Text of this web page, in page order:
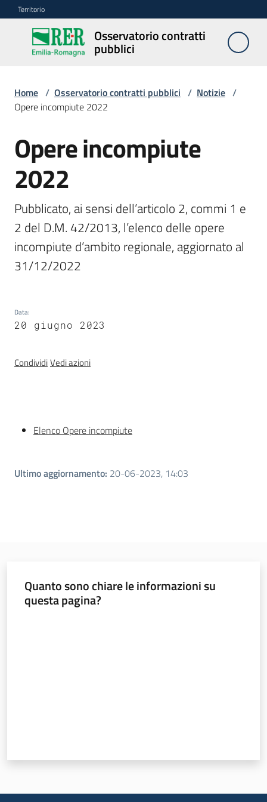
Vai al contenuto
Vai alla navigazione
Vai al footer
Territorio
Osservatorio contratti
pubblici
Osservatorio
contratti
regionale
prezzi
SITAR
Elenco
di
merito
Valori
Servizi
Home / Osservatorio contratti pubblici / Notizie /
Opere incompiute 2022
Salta al contenuto
Opere incompiute
2022
Pubblicato, ai sensi dell’articolo 2, commi 1 e
2 del D.M. 42/2013, l’elenco delle opere
incompiute d’ambito regionale, aggiornato al
31/12/2022
Data:
20 giugno 2023
CondividiVedi azioni
Introduzione
Elenco Opere incompiute
Ultimo aggiornamento: 20-06-2023, 14:03
Quanto sono chiare le informazioni su
questa pagina?